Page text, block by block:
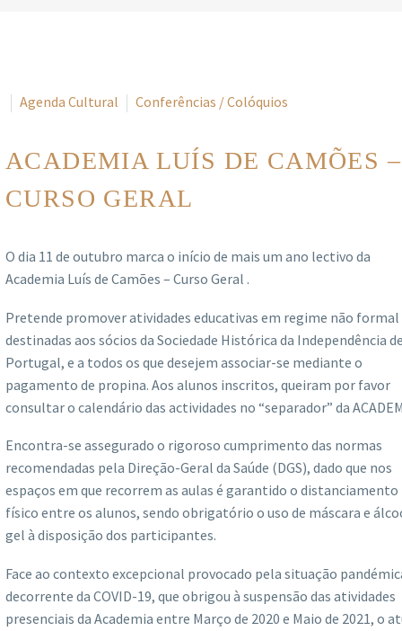
Agenda Cultural Conferências / Colóquios
ACADEMIA LUÍS DE CAMÕES –
CURSO GERAL
O dia 11 de outubro marca o início de mais um ano lectivo da
Academia Luís de Camões – Curso Geral .
Pretende promover atividades educativas em regime não formal
destinadas aos sócios da Sociedade Histórica da Independência
Portugal, e a todos os que desejem associar-se mediante o
pagamento de propina. Aos alunos inscritos, queiram por favor
consultar o calendário das actividades no “separador” da
Encontra-se assegurado o rigoroso cumprimento das normas
recomendadas pela Direção-Geral da Saúde (DGS), dado que nos
espaços em que recorrem as aulas é garantido o distanciamento
físico entre os alunos, sendo obrigatório o uso de máscara e
gel à disposição dos participantes.
Face ao contexto excepcional provocado pela situação
decorrente da COVID-19, que obrigou à suspensão das atividades
presenciais da Academia entre Março de 2020 e Maio de 2021, o